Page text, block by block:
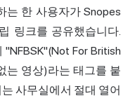
는 한 사용자가 Snopes
링크를 공유했습니다.
For British
는 영상)라는 태그를 붙
사무실에서 절대 열어